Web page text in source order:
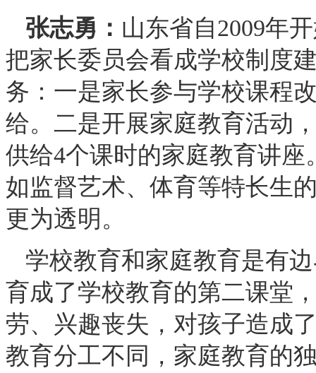
张志勇： 山东省自2009年
把家长委员会看成学校制度
务：一是家长参与学校课程
给。二是开展家庭教育活动
供给4个课时的家庭教育讲
如监督艺术、体育等特长生
更为透明。
学校教育和家庭教育是有
育成了学校教育的第二课堂
劳、兴趣丧失，对孩子造成
教育分工不同，家庭教育的